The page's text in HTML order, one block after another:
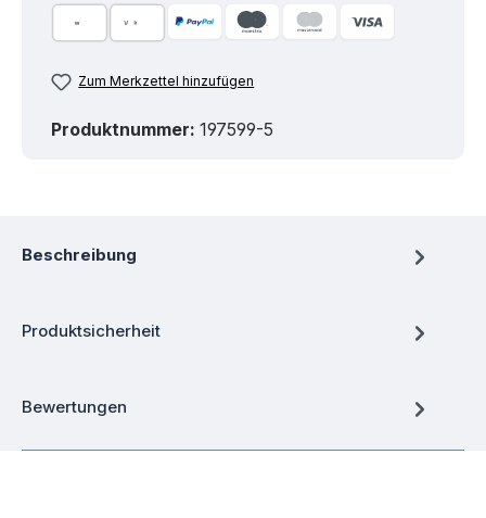
Zum Merkzettel hinzufügen
Produktnummer: 197599-5
Beschreibung
Produktsicherheit
Bewertungen